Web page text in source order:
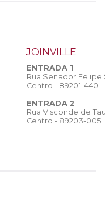
JOINVILLE
ENTRADA 1
Rua Senador
Centro - 89201-440
ENTRADA 2
Rua Visconde de
Centro - 89203-005